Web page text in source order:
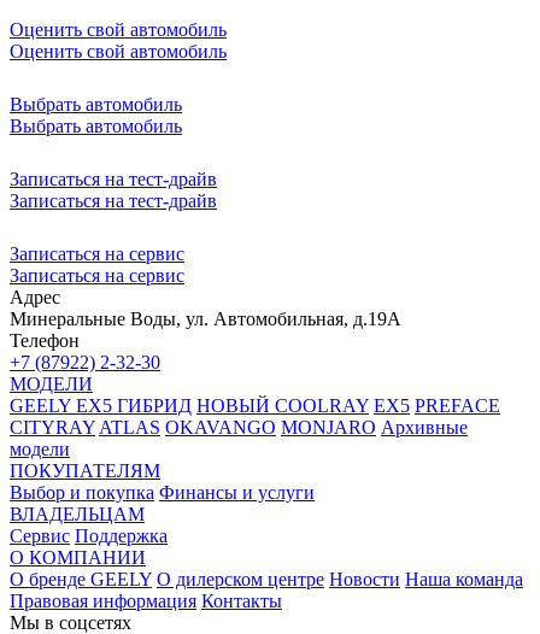
Оценить свой автомобиль
Оценить свой автомобиль
Выбрать автомобиль
Выбрать автомобиль
Записаться на тест-драйв
Записаться на тест-драйв
Записаться на сервис
Записаться на сервис
Адрес
Минеральные Воды, ул. Автомобильная, д.19А
Телефон
+7 (87922) 2-32-30
МОДЕЛИ
GEELY EX5 ГИБРИД НОВЫЙ COOLRAY EX5 PREFACE
CITYRAY ATLAS OKAVANGO MONJARO Архивные
модели
ПОКУПАТЕЛЯМ
Выбор и покупка Финансы и услуги
ВЛАДЕЛЬЦАМ
Сервис Поддержка
О КОМПАНИИ
О бренде GEELY О дилерском центре Новости Наша команда
Правовая информация Контакты
Мы в соцсетях